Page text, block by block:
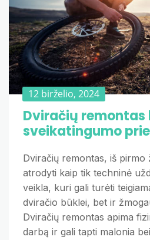
12 birželio, 2024
Dviračių remontas
sveikatingumo
Dviračių remontas, iš pirmo
atrodyti kaip tik techninė
veikla, kuri gali turėti
dviračio būklei, bet ir
Dviračių remontas apima
darbą ir gali tapti malonia